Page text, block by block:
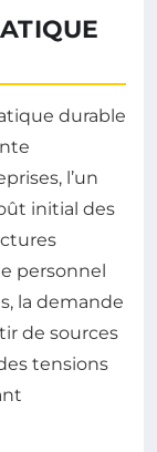
durable
l’un
initial des
personnel
la demande
de sources
tensions